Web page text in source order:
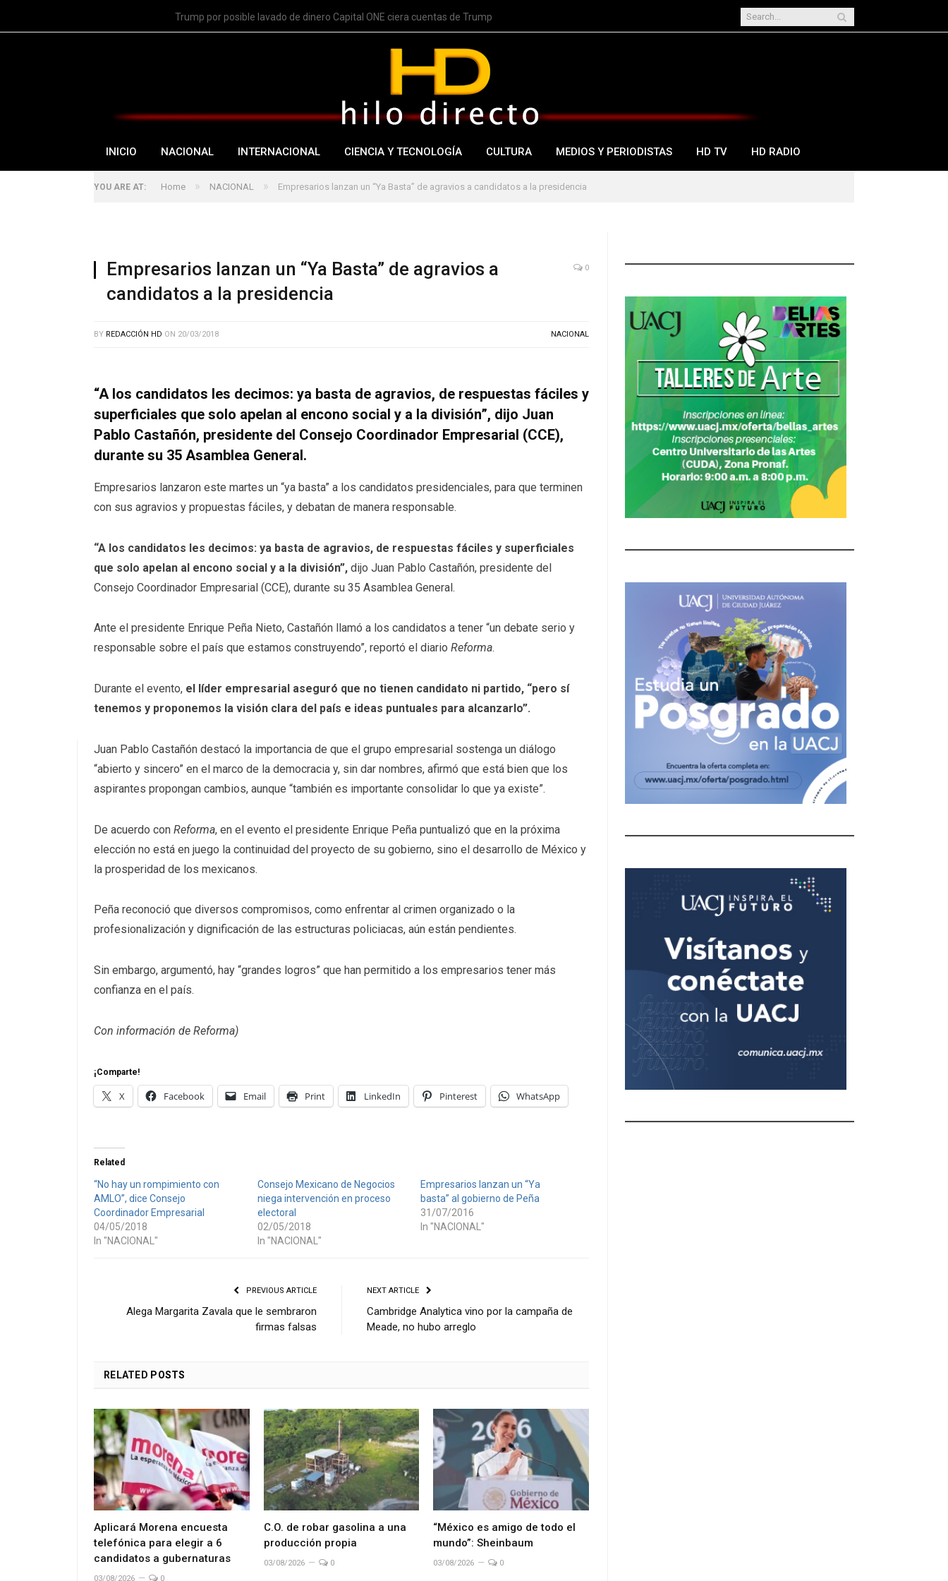
Trump por posible lavado de dinero Capital ONE ciera cuentas de Trump
INICIO NACIONAL INTERNACIONAL CIENCIA Y TECNOLOGÍA CULTURA MEDIOS Y PERIODISTAS HD TV HD RADIO
YOU ARE AT: Home » NACIONAL » Empresarios lanzan un “Ya Basta” de agravios a candidatos a la presidencia
Empresarios lanzan un “Ya Basta” de agravios a
candidatos a la presidencia
0
BY REDACCIÓN HD ON 20/03/2018 NACIONAL
“A los candidatos les decimos: ya basta de agravios, de respuestas fáciles y
superficiales que solo apelan al encono social y a la división”, dijo Juan
Pablo Castañón, presidente del Consejo Coordinador Empresarial (CCE),
durante su 35 Asamblea General.
Empresarios lanzaron este martes un “ya basta” a los candidatos presidenciales, para que terminen
con sus agravios y propuestas fáciles, y debatan de manera responsable.
“A los candidatos les decimos: ya basta de agravios, de respuestas fáciles y superficiales
que solo apelan al encono social y a la división”, dijo Juan Pablo Castañón, presidente del
Consejo Coordinador Empresarial (CCE), durante su 35 Asamblea General.
Ante el presidente Enrique Peña Nieto, Castañón llamó a los candidatos a tener “un debate serio y
responsable sobre el país que estamos construyendo”, reportó el diario Reforma.
Durante el evento, el líder empresarial aseguró que no tienen candidato ni partido, “pero sí
tenemos y proponemos la visión clara del país e ideas puntuales para alcanzarlo”.
Juan Pablo Castañón destacó la importancia de que el grupo empresarial sostenga un diálogo
“abierto y sincero” en el marco de la democracia y, sin dar nombres, afirmó que está bien que los
aspirantes propongan cambios, aunque “también es importante consolidar lo que ya existe”.
De acuerdo con Reforma, en el evento el presidente Enrique Peña puntualizó que en la próxima
elección no está en juego la continuidad del proyecto de su gobierno, sino el desarrollo de México y
la prosperidad de los mexicanos.
Peña reconoció que diversos compromisos, como enfrentar al crimen organizado o la
profesionalización y dignificación de las estructuras policiacas, aún están pendientes.
Sin embargo, argumentó, hay “grandes logros” que han permitido a los empresarios tener más
confianza en el país.
Con información de Reforma)
¡Comparte!
X Facebook Email Print LinkedIn Pinterest WhatsApp
Related
“No hay un rompimiento con
AMLO”, dice Consejo
Coordinador Empresarial
04/05/2018
In "NACIONAL"
Consejo Mexicano de Negocios
niega intervención en proceso
electoral
02/05/2018
In "NACIONAL"
Empresarios lanzan un “Ya
basta” al gobierno de Peña
31/07/2016
In "NACIONAL"
PREVIOUS ARTICLE
Alega Margarita Zavala que le sembraron
firmas falsas
NEXT ARTICLE
Cambridge Analytica vino por la campaña de
Meade, no hubo arreglo
RELATED POSTS
Aplicará Morena encuesta
telefónica para elegir a 6
candidatos a gubernaturas
03/08/2026 0
C.O. de robar gasolina a una
producción propia
03/08/2026 0
“México es amigo de todo el
mundo”: Sheinbaum
03/08/2026 0